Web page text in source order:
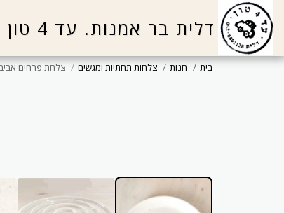
דלית בר אמנות. עד 4 טון
בית חנות צלחות תחתיות ומגשים צלחת פרחים